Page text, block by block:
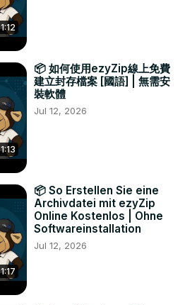
1:12
1:13
📦 如何使用ezyZip線上免費
建立封存檔案 [國語] | 無需安
裝軟體
Jul 12, 2026
1:17
📦 So Erstellen Sie eine
Archivdatei mit ezyZip
Online Kostenlos | Ohne
Softwareinstallation
Jul 12, 2026